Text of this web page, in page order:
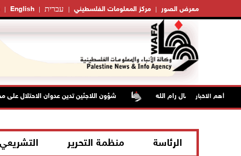
English עברית مركز المعلومات الفلسطيني معرض الصور
أهم الاخبار شؤون اللاجئين تدين عدوان الاحتلال على مخيم
الرئاسة منظمة التحرير التشريعي